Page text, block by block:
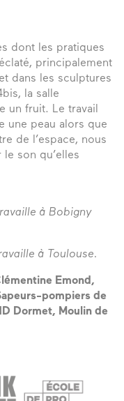
dont les pratiques
principalement
dans les sculptures
la salle
un fruit. Le travail
une peau alors que
de l’espace, nous
son qu’elles
à Bobigny
à Toulouse.
Emond,
pompiers de
Dormet, Moulin de